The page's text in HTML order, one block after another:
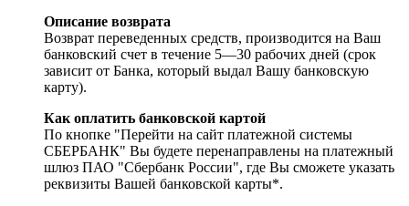
Описание возврата
Возврат переведенных средств, производится на Ваш
банковский счет в течение 5—30 рабочих дней (срок
зависит от Банка, который выдал Вашу банковскую
карту).
Как оплатить банковской картой
По кнопке "Перейти на сайт платежной системы
СБЕРБАНК" Вы будете перенаправлены на платежный
шлюз ПАО "Сбербанк России", где Вы сможете указать
реквизиты Вашей банковской карты*.